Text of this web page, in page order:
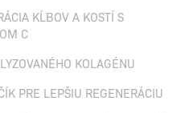
KĹBOV A KOSTÍ S
C
KOLAGÉNU
PRE LEPŠIU REGENERÁCIU